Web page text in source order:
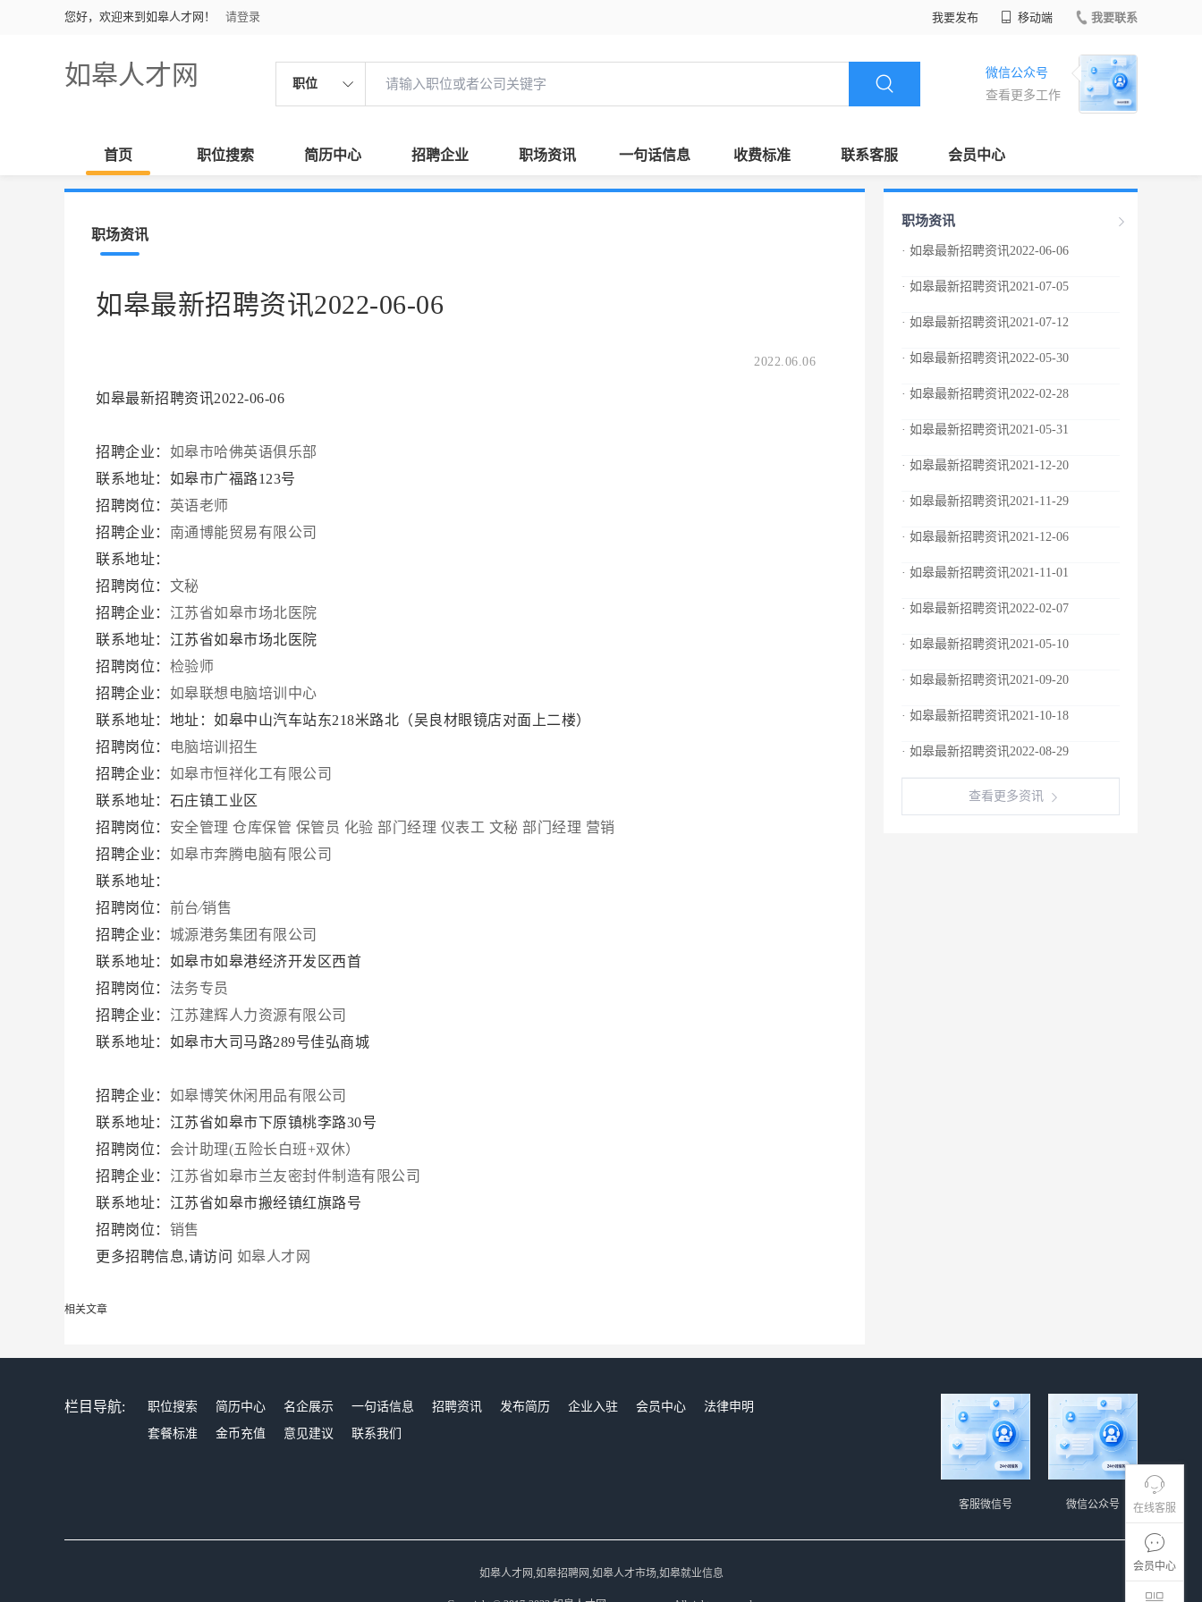
您好，欢迎来到如皋人才网！ 请登录 我要发布 移动端 我要联系
如皋人才网 职位
微信公众号
查看更多工作
首页 职位搜索 简历中心 招聘企业 职场资讯 一句话信息 收费标准 联系客服 会员中心
在线客服
会员中心
职场资讯
如皋最新招聘资讯2022-06-06
2022.06.06
如皋最新招聘资讯2022-06-06
招聘企业： 如皋市哈佛英语俱乐部
联系地址：如皋市广福路123号
招聘岗位： 英语老师
招聘企业： 南通博能贸易有限公司
联系地址：
招聘岗位： 文秘
招聘企业： 江苏省如皋市场北医院
联系地址：江苏省如皋市场北医院
招聘岗位： 检验师
招聘企业： 如皋联想电脑培训中心
联系地址：地址：如皋中山汽车站东218米路北（吴良材眼镜店对面上二楼）
招聘岗位：
电脑培训招生
招聘企业： 如皋市恒祥化工有限公司
联系地址：石庄镇工业区
招聘岗位： 安全管理 仓库保管 保管员 化验 部门经理 仪表工 文秘 部门经理 营销
招聘企业： 如皋市奔腾电脑有限公司
联系地址：
招聘岗位： 前台∕销售
招聘企业： 城源港务集团有限公司
联系地址：如皋市如皋港经济开发区西首
招聘岗位： 法务专员
招聘企业： 江苏建辉人力资源有限公司
联系地址：如皋市大司马路289号佳弘商城
招聘企业： 如皋博笑休闲用品有限公司
联系地址：江苏省如皋市下原镇桃李路30号
招聘岗位： 会计助理(五险长白班+双休）
招聘企业： 江苏省如皋市兰友密封件制造有限公司
联系地址：江苏省如皋市搬经镇红旗路号
招聘岗位： 销售
更多招聘信息,请访问 如皋人才网
相关文章
职场资讯
· 如皋最新招聘资讯2022-06-06
· 如皋最新招聘资讯2021-07-05
· 如皋最新招聘资讯2021-07-12
· 如皋最新招聘资讯2022-05-30
· 如皋最新招聘资讯2022-02-28
· 如皋最新招聘资讯2021-05-31
· 如皋最新招聘资讯2021-12-20
· 如皋最新招聘资讯2021-11-29
· 如皋最新招聘资讯2021-12-06
· 如皋最新招聘资讯2021-11-01
· 如皋最新招聘资讯2022-02-07
· 如皋最新招聘资讯2021-05-10
· 如皋最新招聘资讯2021-09-20
· 如皋最新招聘资讯2021-10-18
· 如皋最新招聘资讯2022-08-29
查看更多资讯
栏目导航: 职位搜索 简历中心 名企展示 一句话信息 招聘资讯 发布简历 企业入驻 会员中心
法律申明
套餐标准
金币充值 意见建议 联系我们
微信公众号
客服微信号
如皋人才网,如皋招聘网,如皋人才市场,如皋就业信息